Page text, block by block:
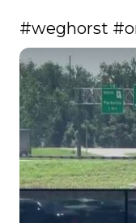
#weghorst